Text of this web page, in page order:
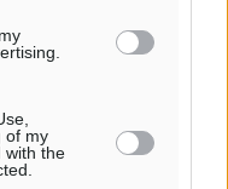
of my
with the
τώρα η χρονιά,
χρόνια θα είμαστε